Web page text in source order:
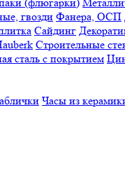
гвозди Фанера, ОСП
Сайдинг
Строительные
сталь с покрытием
Часы из